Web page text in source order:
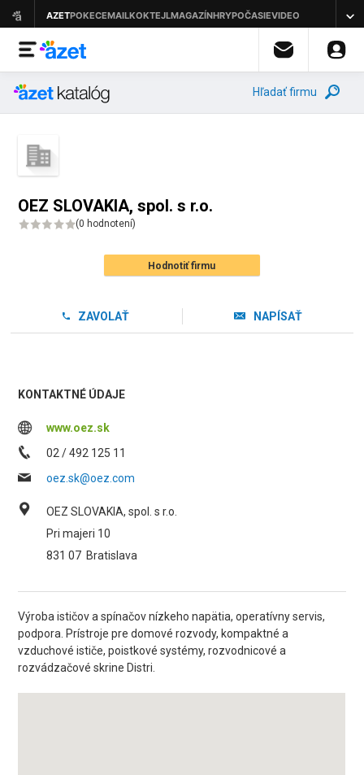
Hľadať firmu
OEZ SLOVAKIA, spol. s r.o.
(0 hodnotení)
Hodnotiť firmu
ZAVOLAŤ NAPÍSAŤ
KONTAKTNÉ ÚDAJE
www.oez.sk
02 / 492 125 11
oez.sk@oez.com
OEZ SLOVAKIA, spol. s r.o.
Pri majeri 10
831 07 Bratislava
Výroba ističov a spínačov nízkeho napätia, operatívny servis,
podpora. Prístroje pre domové rozvody, kompaktné a
vzduchové ističe, poistkové systémy, rozvodnicové a
rozvádzačové skrine Distri.